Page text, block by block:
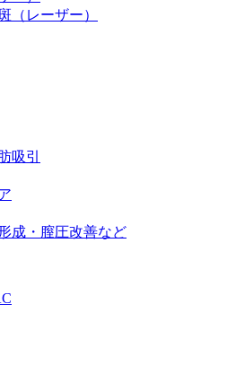
（レーザー）
吸引
成・膣圧改善など